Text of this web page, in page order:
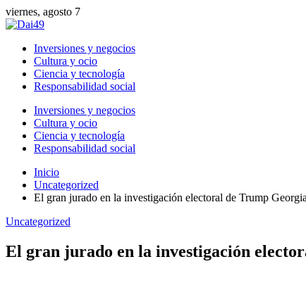
viernes, agosto 7
Inversiones y negocios
Cultura y ocio
Ciencia y tecnología
Responsabilidad social
Inversiones y negocios
Cultura y ocio
Ciencia y tecnología
Responsabilidad social
Inicio
Uncategorized
El gran jurado en la investigación electoral de Trump
Uncategorized
El gran jurado en la investigación